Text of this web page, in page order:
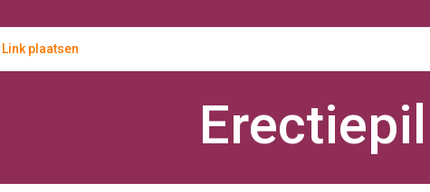
Link plaatsen
Erectiepil